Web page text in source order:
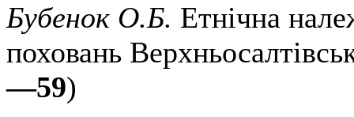
Бубенок О.Б. Етнічна
поховань
—59)